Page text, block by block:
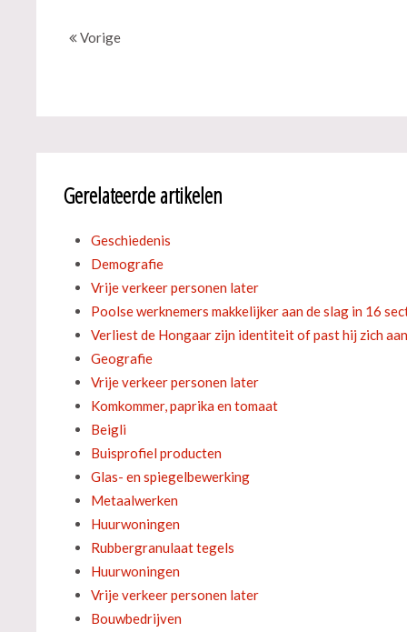
Vorige
Gerelateerde artikelen
Geschiedenis
Demografie
Vrije verkeer personen later
Poolse werknemers makkelijker aan de slag in 16
Verliest de Hongaar zijn identiteit of past hij zich
Geografie
Vrije verkeer personen later
Komkommer, paprika en tomaat
Beigli
Buisprofiel producten
Glas- en spiegelbewerking
Metaalwerken
Huurwoningen
Rubbergranulaat tegels
Huurwoningen
Vrije verkeer personen later
Bouwbedrijven